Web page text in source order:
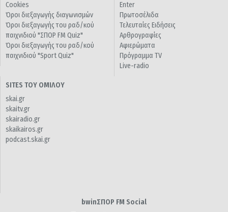
Cookies
Όροι διεξαγωγής διαγωνισμών
Όροι διεξαγωγής του ραδ/κού
παιχνιδιού "ΣΠΟΡ FM Quiz"
Όροι διεξαγωγής του ραδ/κού
παιχνιδιού "Sport Quiz"
Enter
Πρωτοσέλιδα
Τελευταίες Ειδήσεις
Αρθρογραφίες
Αφιερώματα
Πρόγραμμα TV
Live-radio
SITES ΤΟΥ ΟΜΙΛΟΥ
skai.gr
skaitv.gr
skairadio.gr
skaikairos.gr
podcast.skai.gr
bwinΣΠΟΡ FM Social